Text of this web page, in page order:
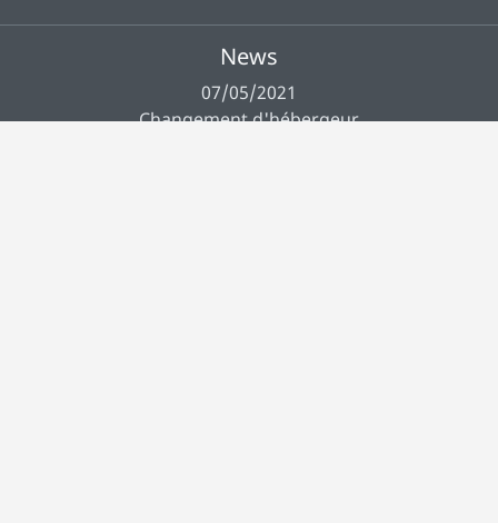
News
07/05/2021
Changement d'hébergeur